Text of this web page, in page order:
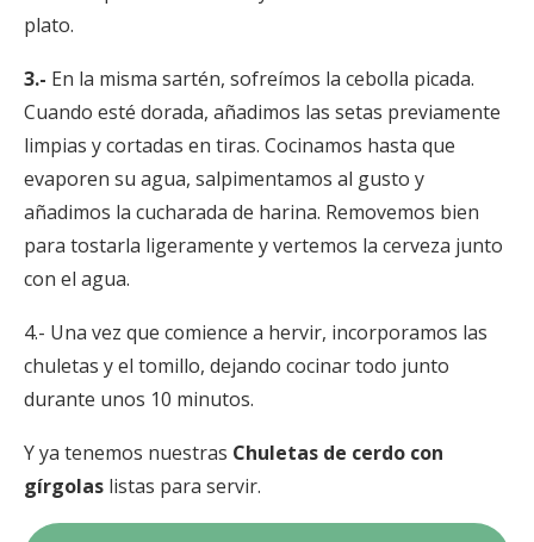
plato.
3.- En la misma sartén, sofreímos la cebolla picada.
Cuando esté dorada, añadimos las setas previamente
limpias y cortadas en tiras. Cocinamos hasta que
evaporen su agua, salpimentamos al gusto y
añadimos la cucharada de harina. Removemos bien
para tostarla ligeramente y vertemos la cerveza junto
con el agua.
4.- Una vez que comience a hervir, incorporamos las
chuletas y el tomillo, dejando cocinar todo junto
durante unos 10 minutos.
Y ya tenemos nuestras Chuletas de cerdo con
gírgolas listas para servir.